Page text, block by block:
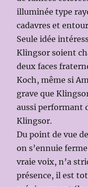
illuminée type
cadavres et
Seule idée
Klingsor soient
deux faces
Koch, même si
grave que
aussi performant
Klingsor.
Du point de vue
on s’ennuie
vraie voix, n’a
présence, il est